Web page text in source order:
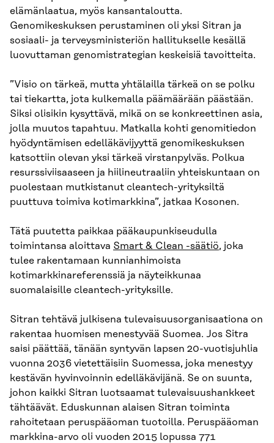
elämänlaatua, myös kansantaloutta.
Genomikeskuksen perustaminen oli yksi Sitran ja
sosiaali- ja terveysministeriön hallitukselle kesällä
luovuttaman genomistrategian keskeisiä tavoitteita.
”Visio on tärkeä, mutta yhtälailla tärkeä on se polku
tai tiekartta, jota kulkemalla päämäärään päästään.
Siksi olisikin kysyttävä, mikä on se konkreettinen asia,
jolla muutos tapahtuu. Matkalla kohti genomitiedon
hyödyntämisen edelläkävijyyttä genomikeskuksen
katsottiin olevan yksi tärkeä virstanpylväs. Polkua
resurssiviisaaseen ja hiilineutraaliin yhteiskuntaan on
puolestaan mutkistanut cleantech-yrityksiltä
puuttuva toimiva kotimarkkina”, jatkaa Kosonen.
Tätä puutetta paikkaa pääkaupunkiseudulla
toimintansa aloittava Smart & Clean -säätiö, joka
tulee rakentamaan kunnianhimoista
kotimarkkinareferenssiä ja näyteikkunaa
suomalaisille cleantech-yrityksille.
Sitran tehtävä julkisena tulevaisuusorganisaationa on
rakentaa huomisen menestyvää Suomea. Jos Sitra
saisi päättää, tänään syntyvän lapsen 20-vuotisjuhlia
vuonna 2036 vietettäisiin Suomessa, joka menestyy
kestävän hyvinvoinnin edelläkävijänä. Se on suunta,
johon kaikki Sitran luotsaamat tulevaisuushankkeet
tähtäävät. Eduskunnan alaisen Sitran toiminta
rahoitetaan peruspääoman tuotoilla. Peruspääoman
markkina-arvo oli vuoden 2015 lopussa 771